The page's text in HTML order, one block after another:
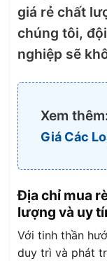
giá rẻ chất
chúng tôi,
nghiệp sẽ
Xem
Giá Các
Địa chỉ mua
lượng và uy
Với tinh thần
duy trì và phát